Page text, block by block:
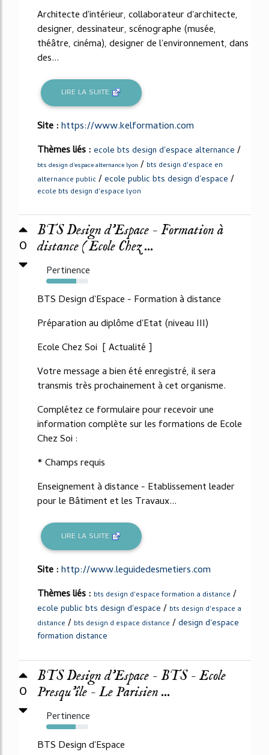
Architecte d'intérieur, collaborateur d'architecte,
designer, dessinateur, scénographe (musée,
théâtre, cinéma), designer de l'environnement, dans
des...
LIRE LA SUITE
Site :https://www.kelformation.com
Thèmes liés : ecole bts design d'espace alternance /
bts design d'espace alternance lyon / bts design d'espace en
alternance public /ecole public bts design d'espace /
ecole bts design d'espace lyon
0
BTS Design d'Espace - Formation à
distance ( Ecole Chez ...
Pertinence
71%
BTS Design d'Espace - Formation à distance
Préparation au diplôme d'Etat (niveau III)
Ecole Chez Soi [ Actualité ]
Votre message a bien été enregistré, il sera
transmis très prochainement à cet organisme.
Complétez ce formulaire pour recevoir une
information complète sur les formations de Ecole
Chez Soi :
* Champs requis
Enseignement à distance - Etablissement leader
pour le Bâtiment et les Travaux...
LIRE LA SUITE
Site :http://www.leguidedesmetiers.com
Thèmes liés : bts design d'espace formation a distance /
ecole public bts design d'espace / bts design d'espace a
distance / bts design d espace distance /design d'espace
formation distance
0
BTS Design d'Espace - BTS - Ecole
Presqu'île - Le Parisien ...
Pertinence
70%
BTS Design d'Espace